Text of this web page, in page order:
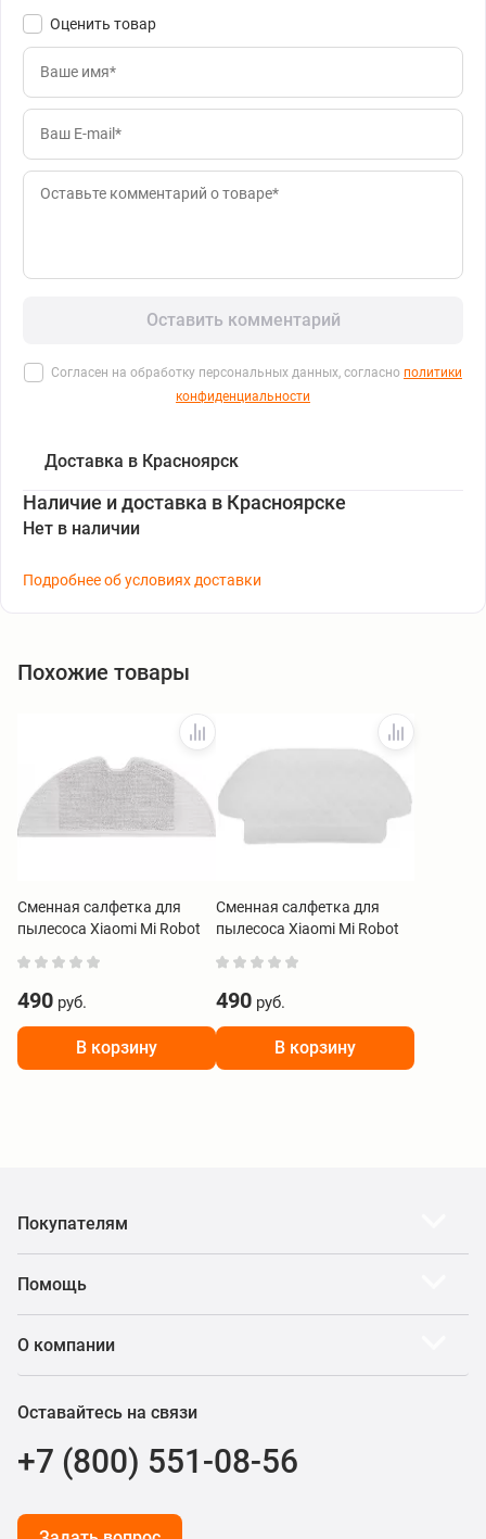
Оценить товар
Оставить комментарий
Согласен на обработку персональных данных, согласно политики
конфиденциальности
Доставка в Красноярск
Наличие и доставка в Красноярске
Нет в наличии
Подробнее об условиях доставки
Похожие товары
Сменная салфетка для
пылесоса Xiaomi Mi Robot
Disposable Mop Pad
BHR4251TY 30шт
490 руб.
В корзину
Сменная салфетка для
пылесоса Xiaomi Mi Robot
Mop Pad SKV4114TY 30шт
490 руб.
В корзину
Покупателям
Помощь
О компании
Оставайтесь на связи
+7 (800) 551-08-56